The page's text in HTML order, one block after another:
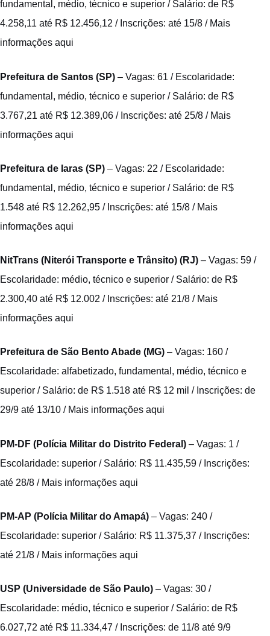
fundamental, médio, técnico e superior / Salário: de R$
4.258,11 até R$ 12.456,12 / Inscrições: até 15/8 / Mais
informações aqui
Prefeitura de Santos (SP) – Vagas: 61 / Escolaridade:
fundamental, médio, técnico e superior / Salário: de R$
3.767,21 até R$ 12.389,06 / Inscrições: até 25/8 / Mais
informações aqui
Prefeitura de Iaras (SP) – Vagas: 22 / Escolaridade:
fundamental, médio, técnico e superior / Salário: de R$
1.548 até R$ 12.262,95 / Inscrições: até 15/8 / Mais
informações aqui
NitTrans (Niterói Transporte e Trânsito) (RJ) – Vagas: 59 /
Escolaridade: médio, técnico e superior / Salário: de R$
2.300,40 até R$ 12.002 / Inscrições: até 21/8 / Mais
informações aqui
Prefeitura de São Bento Abade (MG) – Vagas: 160 /
Escolaridade: alfabetizado, fundamental, médio, técnico e
superior / Salário: de R$ 1.518 até R$ 12 mil / Inscrições: de
29/9 até 13/10 / Mais informações aqui
PM-DF (Polícia Militar do Distrito Federal) – Vagas: 1 /
Escolaridade: superior / Salário: R$ 11.435,59 / Inscrições:
até 28/8 / Mais informações aqui
PM-AP (Polícia Militar do Amapá) – Vagas: 240 /
Escolaridade: superior / Salário: R$ 11.375,37 / Inscrições:
até 21/8 / Mais informações aqui
USP (Universidade de São Paulo) – Vagas: 30 /
Escolaridade: médio, técnico e superior / Salário: de R$
6.027,72 até R$ 11.334,47 / Inscrições: de 11/8 até 9/9